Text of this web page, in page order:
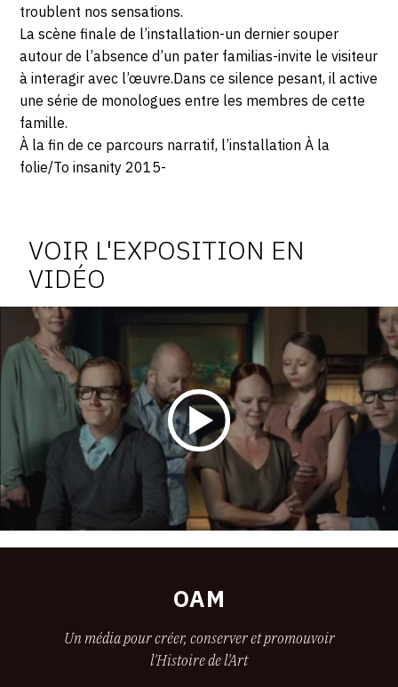
troublent nos sensations.
La scène finale de l’installation-un dernier souper
autour de l’absence d’un pater familias-invite le visiteur
à interagir avec l’œuvre.Dans ce silence pesant, il active
une série de monologues entre les membres de cette
famille.
À la fin de ce parcours narratif, l’installation À la
folie/To insanity 2015-
l'exposition
VOIR L'EXPOSITION EN
VIDÉO
OAM
Un média pour créer, conserver et promouvoir
l'Histoire de l'Art